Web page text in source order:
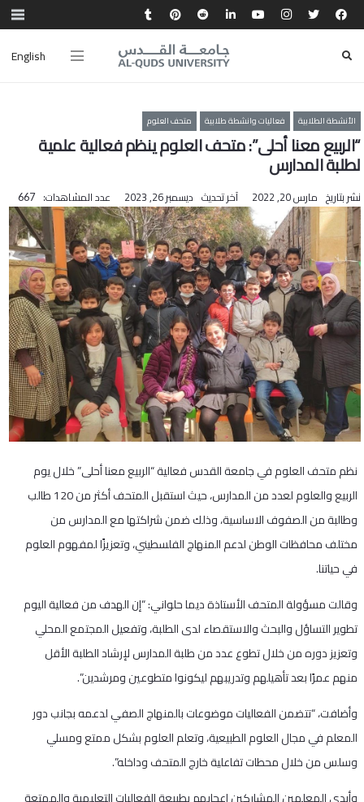
English
الأنشطة الطلابية فعاليات وانشطة طلابية متحف العلوم
“الربيع معنا أحلى”: متحف العلوم ينظم فعالية علمية
لطلبة المدارس
نشر بتاريخ مارس 20, 2022 آخر تحديث ديسمبر 26, 2023 عدد المشاهدات: 667
نظم متحف العلوم في جامعة القدس فعالية “الربيع معنا أحلى” خلال يوم
الربيع والعلوم لعدد من المدارس، حيث استقبل المتحف أكثر من 120 طالب
وطالبة من الصفوف الاساسية، وذلك ضمن شراكتها مع المدارس من
مختلف محافظات الوطن لدعم المنهاج الفلسطيني، وتعزيزًا لمفهوم العلوم
في حياتنا.
وقالت مسؤولة المتحف الأستاذة ديما حلواني: “إن الهدف من فعالية اليوم
تطوير التساؤل والبحث والاستقصاء لدى الطلبة، وتفعيل المجتمع المحلي
وتعزيز دوره من خلال تطوع عدد من طلبة المدارس لإرشاد الطلبة الأقل
منهم عمرًا بعد تأهيلهم وتدريبهم ليكونوا متطوعين ومرشدين”.
وأضافت، “تتضمن الفعاليات موضوعات بالمنهاج الصفي لدعمه بجانب دور
المعلم في مجال العلوم الطبيعية، وتعلم العلوم بشكل ممتع ومسلي
وسلس من خلال محطات تفاعلية خارج المتحف وداخله”.
وأبدى المعلمين المشاركين إعجابهم بطبيعة الفعاليات التعليمية والممتعة